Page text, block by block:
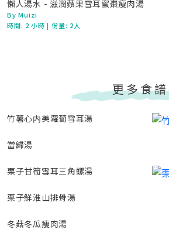
懶人湯水 - 滋潤蘋果雪耳蜜棗瘦肉湯
By Muizi
時間: 2 小時| 份量: 2人
更多食譜
竹薯心内美蘿蔔雪耳湯
當歸湯
栗子甘筍雪耳三角螺湯
栗子鮮淮山排骨湯
冬菇冬瓜瘦肉湯